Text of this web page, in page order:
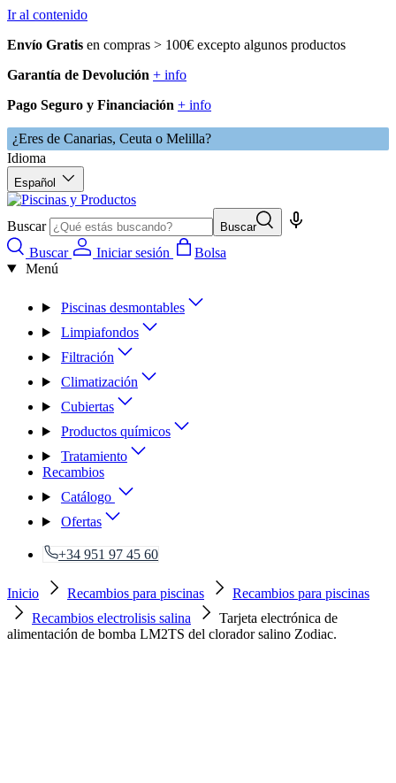
Ir al contenido
Envío Gratis en compras > 100€ excepto algunos productos
Garantía de Devolución + info
Pago Seguro y Financiación + info
¿Eres de Canarias, Ceuta o Melilla?
Idioma
Español
Buscar Buscar
Buscar Iniciar sesión
Bolsa
Menú
Piscinas desmontables
Limpiafondos
Filtración
Climatización
Cubiertas
Productos químicos
Tratamiento
Recambios
Catálogo
Ofertas
+34 951 97 45 60
Inicio Recambios para piscinas
Recambios para piscinas
Recambios electrolisis salina
Tarjeta electrónica de
alimentación de bomba LM2TS del clorador salino Zodiac.